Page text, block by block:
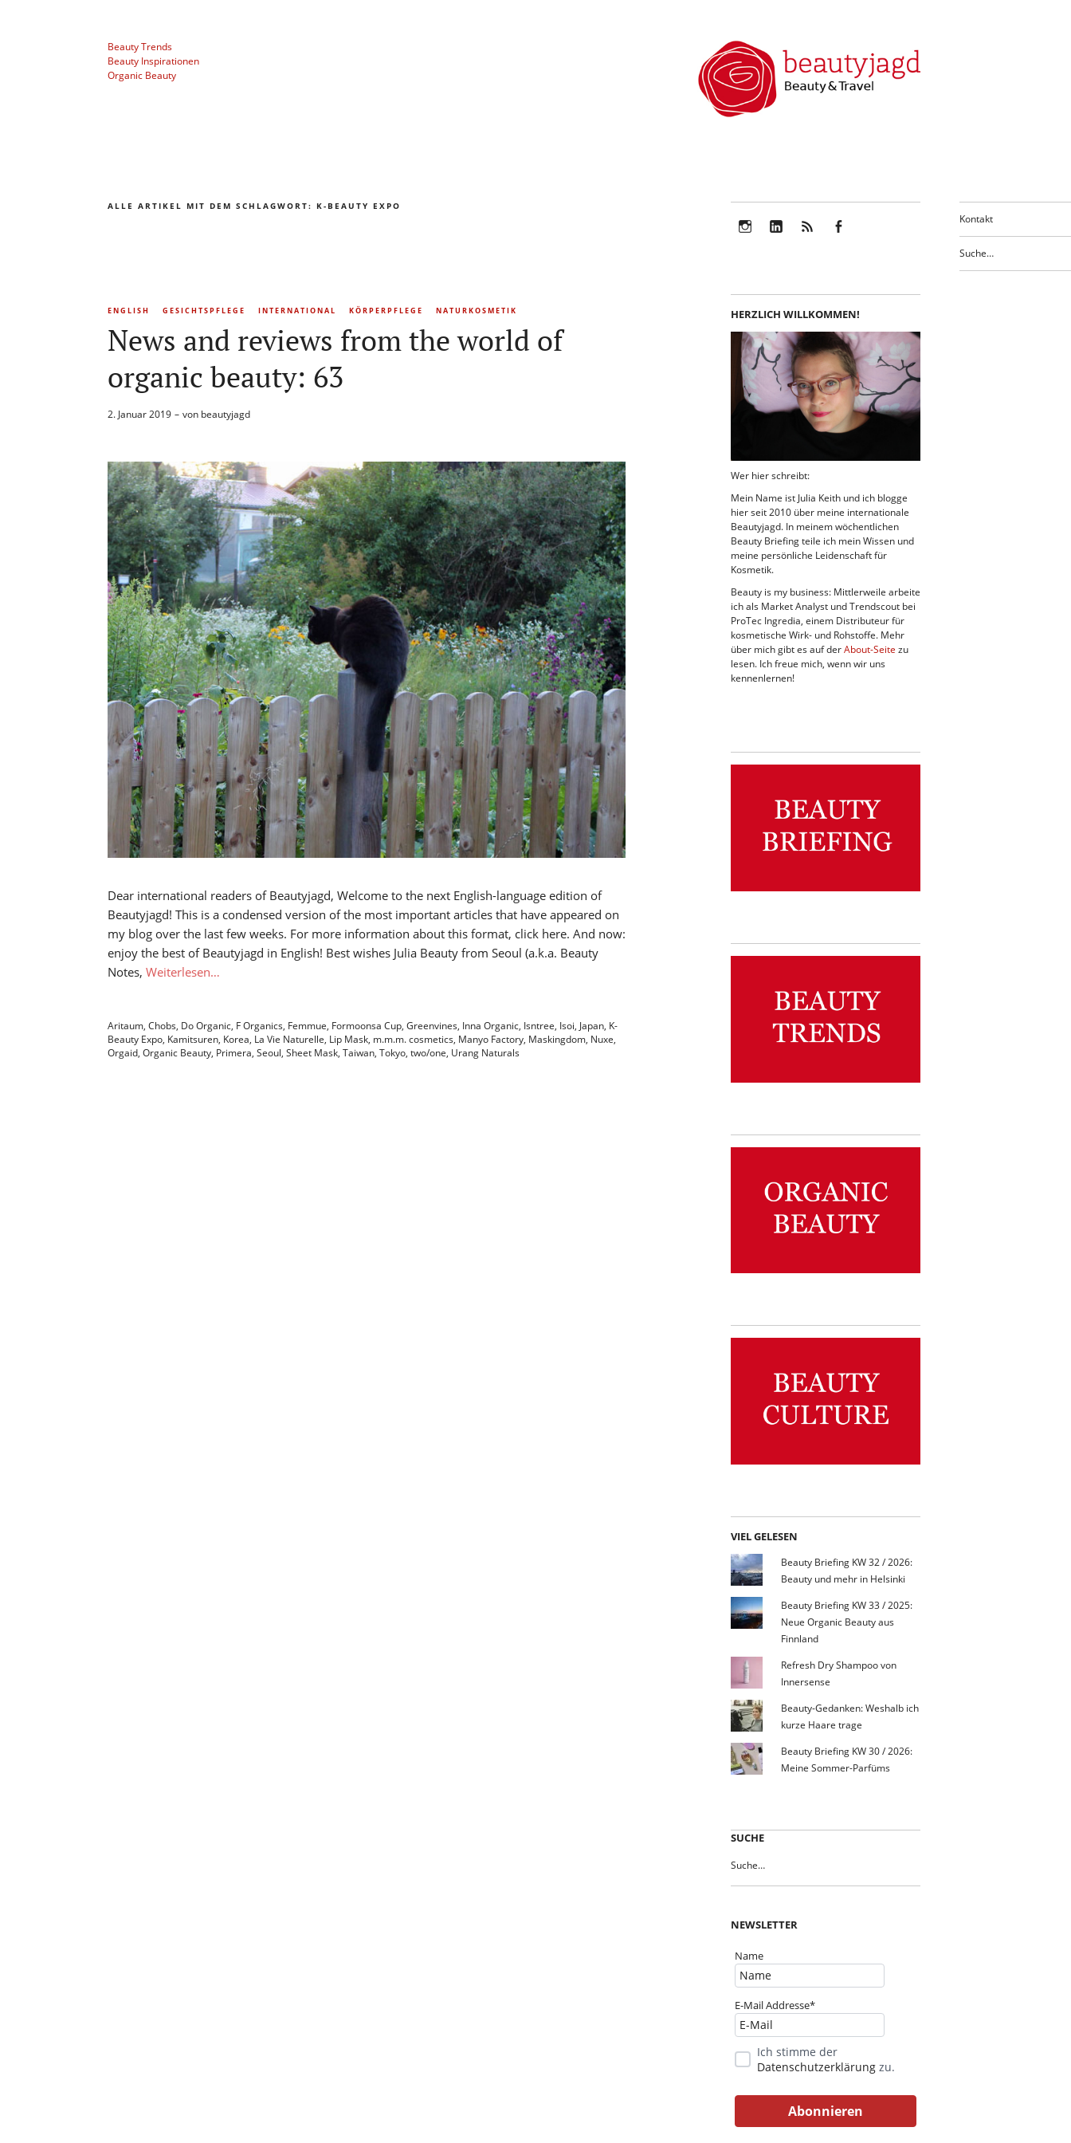
Kontakt
Beauty Trends
Beauty Inspirationen
Organic Beauty
ALLE ARTIKEL MIT DEM SCHLAGWORT: K-BEAUTY EXPO
ENGLISH GESICHTSPFLEGE INTERNATIONAL KÖRPERPFLEGE NATURKOSMETIK
News and reviews from the world of
organic beauty: 63
2. Januar 2019 von beautyjagd
Dear international readers of Beautyjagd, Welcome to the next English-language edition of
Beautyjagd! This is a condensed version of the most important articles that have appeared on
my blog over the last few weeks. For more information about this format, click here. And now:
enjoy the best of Beautyjagd in English! Best wishes Julia Beauty from Seoul (a.k.a. Beauty
Notes, Weiterlesen…
Aritaum, Chobs, Do Organic, F Organics, Femmue, Formoonsa Cup, Greenvines, Inna Organic, Isntree, Isoi, Japan, K-
Beauty Expo, Kamitsuren, Korea, La Vie Naturelle, Lip Mask, m.m.m. cosmetics, Manyo Factory, Maskingdom, Nuxe,
Orgaid, Organic Beauty, Primera, Seoul, Sheet Mask, Taiwan, Tokyo, two/one, Urang Naturals
HERZLICH WILLKOMMEN!
Wer hier schreibt:
Mein Name ist Julia Keith und ich blogge
hier seit 2010 über meine internationale
Beautyjagd. In meinem wöchentlichen
Beauty Briefing teile ich mein Wissen und
meine persönliche Leidenschaft für
Kosmetik.
Beauty is my business: Mittlerweile arbeite
ich als Market Analyst und Trendscout bei
ProTec Ingredia, einem Distributeur für
kosmetische Wirk- und Rohstoffe. Mehr
über mich gibt es auf derAbout-Seite zu
lesen. Ich freue mich, wenn wir uns
kennenlernen!
VIEL GELESEN
Beauty Briefing KW 32 / 2026:
Beauty und mehr in Helsinki
Beauty Briefing KW 33 / 2025:
Neue Organic Beauty aus
Finnland
Refresh Dry Shampoo von
Innersense
Beauty-Gedanken: Weshalb ich
kurze Haare trage
Beauty Briefing KW 30 / 2026:
Meine Sommer-Parfüms
SUCHE
NEWSLETTER
Name
E-Mail Addresse*
Ich stimme der
Datenschutzerklärung zu.